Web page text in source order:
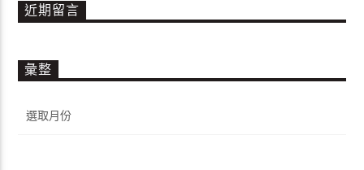
近期留言
彙整
整